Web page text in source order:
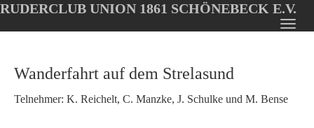
Oops, an error occurred! Code: 202608051030496392eec5
main
RUDERCLUB UNION 1861 SCHÖNEBECK E.V.
Wanderfahrt auf dem Strelasund
Telnehmer: K. Reichelt, C. Manzke, J. Schulke und M. Bense